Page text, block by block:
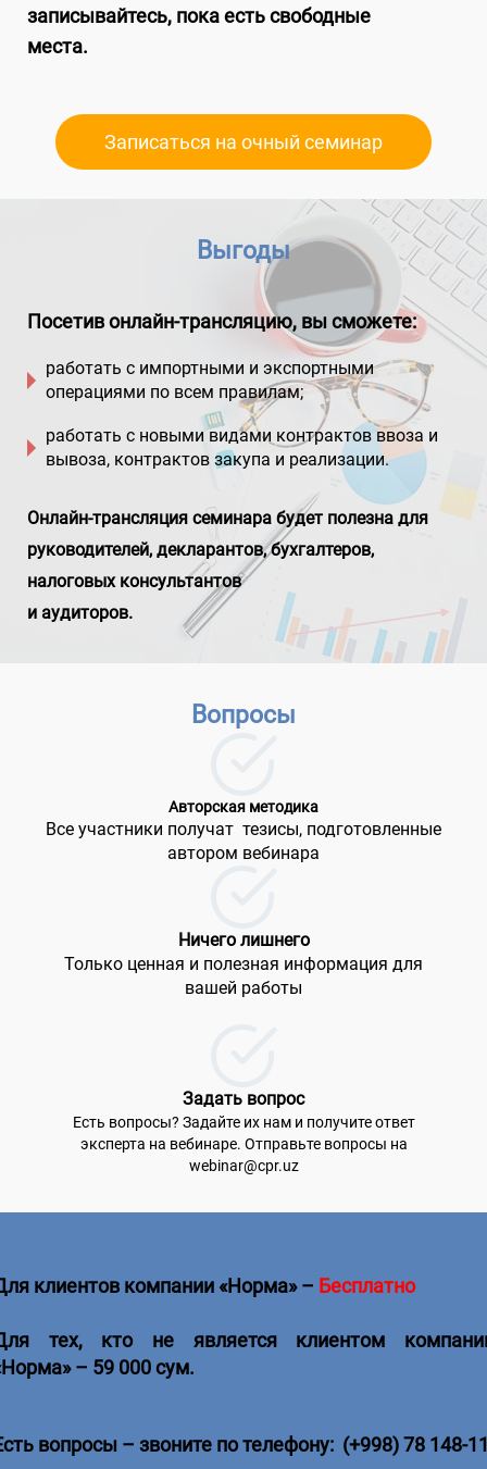
записывайтесь, пока есть свободные
места.
Записаться на очный семинар
Выгоды
Посетив онлайн-трансляцию, вы сможете:
работать с импортными и экспортными
операциями по всем правилам;
работать с новыми видами контрактов ввоза и
вывоза, контрактов закупа и реализации.
Онлайн-трансляция семинара будет полезна для
руководителей, декларантов, бухгалтеров,
налоговых консультантов
и аудиторов.
Вопросы
Авторская методика
Все участники получат тезисы, подготовленные
автором вебинара
Ничего лишнего
Только ценная и полезная информация для
вашей работы
Задать вопрос
Есть вопросы? Задайте их нам и получите ответ
эксперта на вебинаре. Отправьте вопросы на
webinar@cpr.uz
клиентов компании «Норма»– Бесплатно
тех, кто не является клиентом
– 59 000 сум.
вопросы – звоните по телефону: (+998) 78 148-